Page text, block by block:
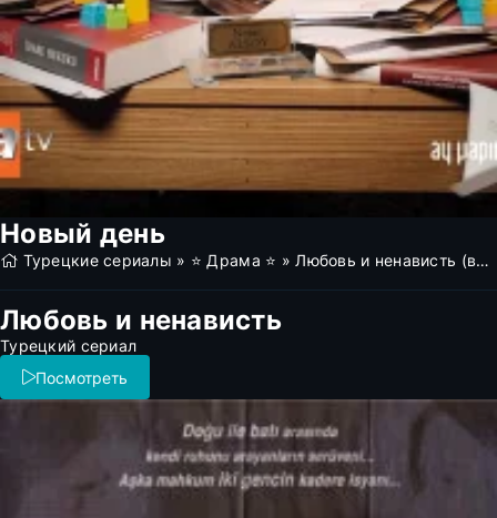
Новый день
Турецкие сериалы » ⭐ Драма ⭐ » Любовь и ненависть (все серии)
Любовь и ненависть
Турецкий сериал
Посмотреть